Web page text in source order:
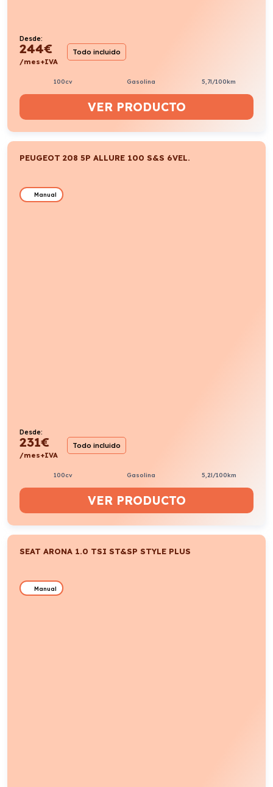
Desde:
244€
/mes+IVA
Todo incluido
100cv Gasolina 5,7l/100km
VER PRODUCTO
PEUGEOT 208 5P ALLURE 100 S&S 6VEL.
Manual
Desde:
231€
/mes+IVA
Todo incluido
100cv Gasolina 5,2l/100km
VER PRODUCTO
SEAT ARONA 1.0 TSI ST&SP STYLE PLUS
Manual